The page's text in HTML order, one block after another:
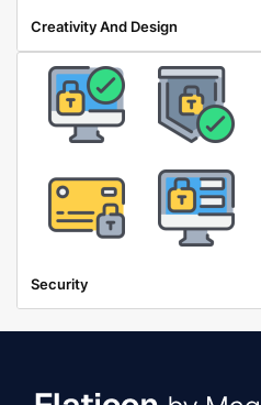
Creativity And Design
Security